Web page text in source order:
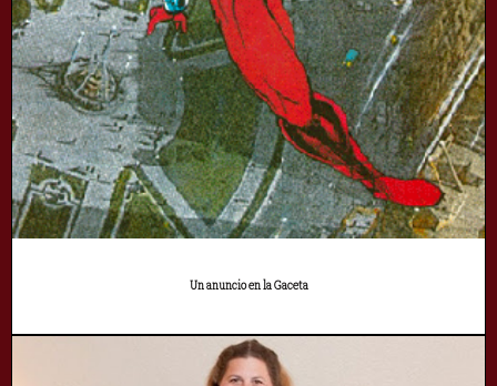
Un anuncio en la Gaceta